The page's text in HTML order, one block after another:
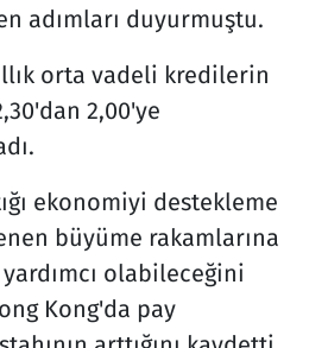
adımları duyurmuştu.
orta vadeli kredilerin
2,00'ye
ekonomiyi destekleme
büyüme rakamlarına
olabileceğini
Kong'da pay